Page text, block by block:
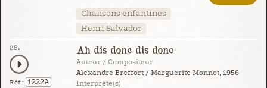
Chansons enfantines
Henri Salvador
28.
Réf : 1222A
Ah dis donc dis donc
Auteur / Compositeur
Alexandre Breffort / Marguerite Monnot, 1956
Interprète(s)